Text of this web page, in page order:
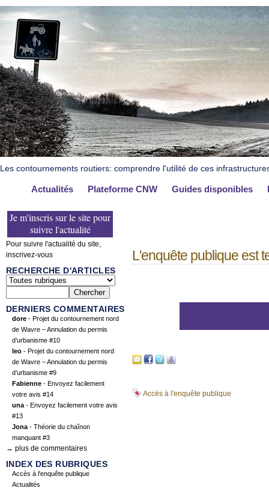
Les contournements routiers: comprendre l'utilité de ces
Actualités Plateforme CNW Guides disponibles
Je m'inscris sur le site pour
suivre l'actualité
Pour suivre l'actualité du site,
inscrivez-vous
RECHERCHE D'ARTICLES
DERNIERS COMMENTAIRES
dore - Projet du contournement nord
de Wavre – Annulation du permis
d’urbanisme #10
leo - Projet du contournement nord
de Wavre – Annulation du permis
d’urbanisme #9
Fabienne - Envoyez facilement
votre avis #14
una - Envoyez facilement votre avis
#13
Jona - Théorie du chaînon
manquant #3
→ plus de commentaires
INDEX DES RUBRIQUES
Accès à l'enquête publique
Actualités
L'enquête publique est
Accès à l'enquête publique